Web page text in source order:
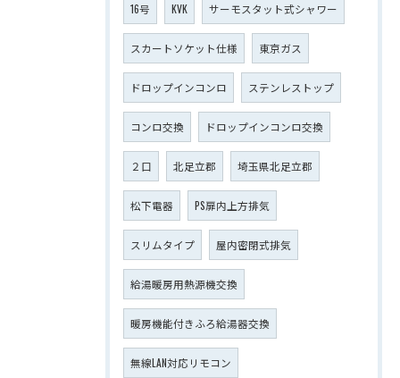
16号 KVK サーモスタット式シャワー
スカートソケット仕様 東京ガス
ドロップインコンロ ステンレストップ
コンロ交換 ドロップインコンロ交換
２口 北足立郡 埼玉県北足立郡
松下電器 PS扉内上方排気
スリムタイプ 屋内密閉式排気
給湯暖房用熱源機交換
暖房機能付きふろ給湯器交換
無線LAN対応リモコン